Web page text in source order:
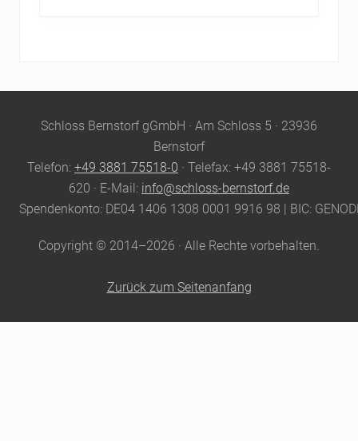
SiteSchloss Bernstorf gGmbH · Am Schloss 5 · 23936
Bernstorf
Telefon: +49 3881 75518-0 · Telefax: +49 3881 75518-
620 · E-Mail: info@schloss-bernstorf.de
Spendenkonto: DE04 1406 1308 0001 9916 98 | BIC:
Copyright © 2014–2026 · Alle Rechte vorbehalten.
Zurück zum Seitenanfang